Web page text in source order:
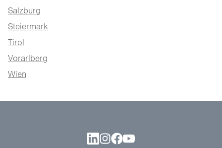
Salzburg
Steiermark
Tirol
Vorarlberg
Wien